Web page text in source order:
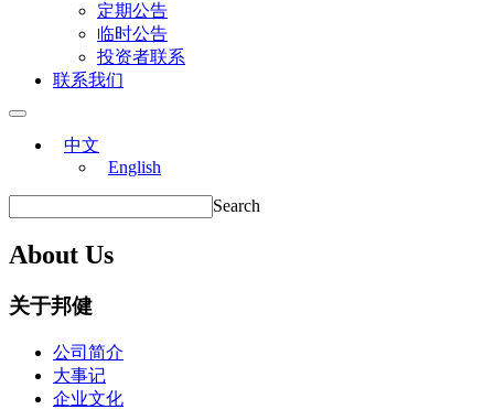
定期公告
临时公告
投资者联系
联系我们
中文
English
Search
About Us
关于邦健
公司简介
大事记
企业文化